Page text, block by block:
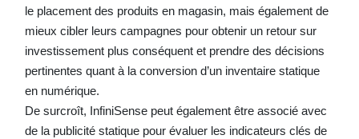
le placement des produits en magasin, mais également de
mieux cibler leurs campagnes pour obtenir un retour sur
investissement plus conséquent et prendre des décisions
pertinentes quant à la conversion d’un inventaire statique
en numérique.
De surcroît, InfiniSense peut également être associé avec
de la publicité statique pour évaluer les indicateurs clés de